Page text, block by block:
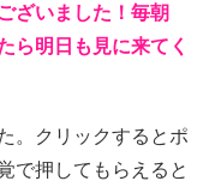
ざいました！毎朝
ら明日も見に来てく
。クリックするとポ
で押してもらえると